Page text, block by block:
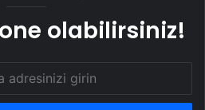
olabilirsiniz!